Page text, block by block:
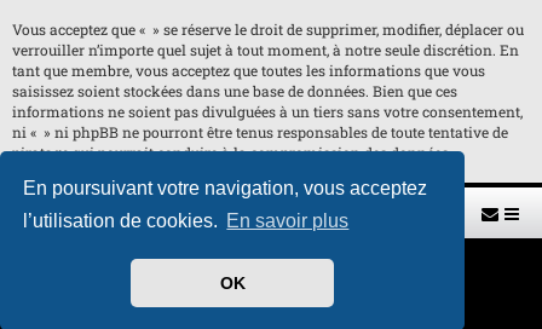
En poursuivant votre navigation, vous acceptez
l’utilisation de cookies. En savoir plus
OK
Vous acceptez que « » se réserve le droit de supprimer, modifier, déplacer ou
verrouiller n’importe quel sujet à tout moment, à notre seule discrétion. En
tant que membre, vous acceptez que toutes les informations que vous
saisissez soient stockées dans une base de données. Bien que ces
informations ne soient pas divulguées à un tiers sans votre consentement,
ni « » ni phpBB ne pourront être tenus responsables de toute tentative de
piratage qui pourrait conduire à la compromission des données.
Retour vers le site U.A.G.R. Index du forum
Développé parphpBB® Forum Software © phpBB Limited
Traduit par
Style parH. DREUILHE avec l'aide de CABOT